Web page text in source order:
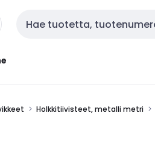
Haku
Holkkitiivisteet, metalli metri